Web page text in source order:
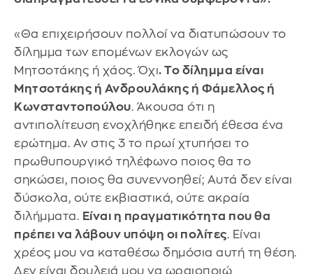
«Θα επιχειρήσουν πολλοί να διατυπώσουν το
δίλημμα των επομένων εκλογών ως
Μητσοτάκης ή χάος. Όχι. Το δίλημμα είναι
Μητσοτάκης ή Ανδρουλάκης ή Φάμελλος ή
Κωνσταντοπούλου. Άκουσα ότι η
αντιπολίτευση ενοχλήθηκε επειδή έθεσα ένα
ερώτημα. Αν στις 3 το πρωί χτυπήσει το
πρωθυπουργικό τηλέφωνο ποιος θα το
σηκώσει, ποιος θα συνεννοηθεί; Αυτά δεν είναι
δύσκολα, ούτε εκβιαστικά, ούτε ακραία
διλήμματα. Είναι η πραγματικότητα που θα
πρέπει να λάβουν υπόψη οι πολίτες. Είναι
χρέος μου να καταθέσω δημόσια αυτή τη θέση.
Δεν είναι δουλειά μου να ωραιοποιώ